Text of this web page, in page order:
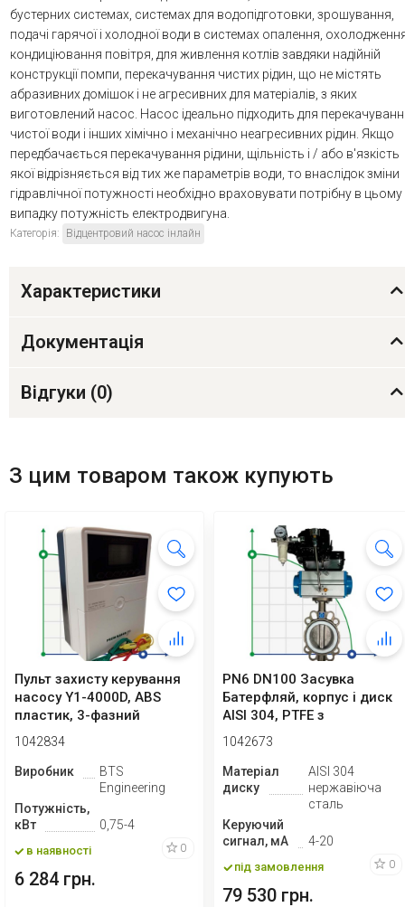
бустерних системах, системах для водопідготовки, зрошування,
подачі гарячої і холодної води в системах опалення,
кондиціювання повітря, для живлення котлів завдяки надійній
конструкції помпи, перекачування чистих рідин, що не містять
абразивних домішок і не агресивних для матеріалів, з яких
виготовлений насос. Насос ідеально підходить для
чистої води і інших хімічно і механічно неагресивних рідин. Якщо
передбачається перекачування рідини, щільність і / або в'язкість
якої відрізняється від тих же параметрів води, то внаслідок зміни
гідравлічної потужності необхідно враховувати потрібну в цьому
випадку потужність електродвигуна.
Категорія: Відцентровий насос інлайн
Характеристики
Документація
Відгуки (0)
З цим товаром також купують
Пульт захисту керування
насосу Y1-4000D, ABS
пластик, 3-фазний
380В-415В, 0,7...
1042834
Виробник
BTS
Engineering
Потужність,
кВт
0,75-4
в наявності 0
6 284 грн.
PN6 DN100 Засувка
Батерфляй, корпус і диск
AISI 304, PTFE з
пневмоприводом Ex...
1042673
Матеріал
диску
AISI 304
нержавіюча
сталь
Керуючий
сигнал, мА
4-20
під замовлення 0
79 530 грн.